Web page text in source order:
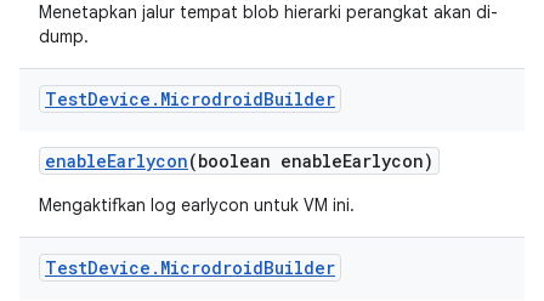
Menetapkan jalur tempat blob hierarki perangkat akan di-
dump.
TestDevice . MicrodroidBuilder
enableEarlycon(boolean enableEarlycon)
Mengaktifkan log earlycon untuk VM ini.
TestDevice . MicrodroidBuilder